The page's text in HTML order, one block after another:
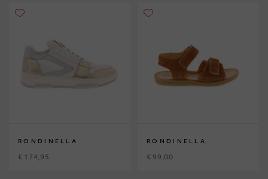
RONDINELLA
€ 174,95
RONDINELLA
€ 99,00